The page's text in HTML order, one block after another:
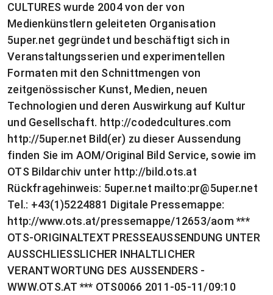
CULTURES wurde 2004 von der von
Medienkünstlern geleiteten Organisation
5uper.net gegründet und beschäftigt sich in
Veranstaltungsserien und experimentellen
Formaten mit den Schnittmengen von
zeitgenössischer Kunst, Medien, neuen
Technologien und deren Auswirkung auf Kultur
und Gesellschaft. http://codedcultures.com
http://5uper.net Bild(er) zu dieser Aussendung
finden Sie im AOM/Original Bild Service, sowie im
OTS Bildarchiv unter http://bild.ots.at
Rückfragehinweis: 5uper.net mailto:pr@5uper.net
Tel.: +43(1)5224881 Digitale Pressemappe:
http://www.ots.at/pressemappe/12653/aom ***
OTS-ORIGINALTEXT PRESSEAUSSENDUNG UNTER
AUSSCHLIESSLICHER INHALTLICHER
VERANTWORTUNG DES AUSSENDERS -
WWW.OTS.AT *** OTS0066 2011-05-11/09:10